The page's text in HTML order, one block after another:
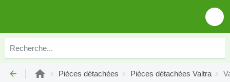
Pièces détachées Pièces détachées Valtra